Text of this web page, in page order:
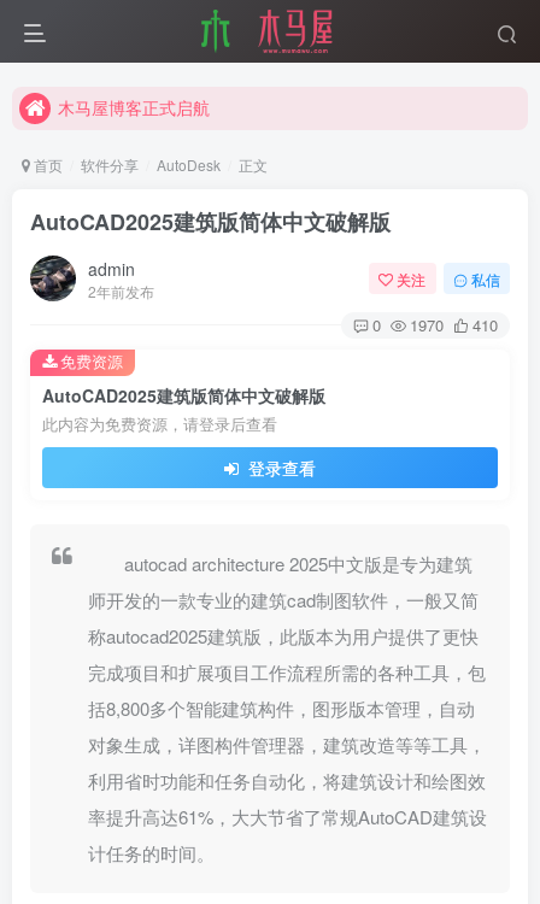
木马屋博客正式启航
互联网分享精神
木马屋博客正式启航
首页 软件分享 AutoDesk 正文
AutoCAD2025建筑版简体中文破解版
admin
2年前发布
关注 私信
0 1970 410
AutoCAD2025建筑版简体中文破解版
此内容为免费资源，请登录后查看
登录查看
免费资源
autocad architecture 2025中文版是专为建筑
师开发的一款专业的建筑cad制图软件，一般又简
称autocad2025建筑版，此版本为用户提供了更快
完成项目和扩展项目工作流程所需的各种工具，包
括8,800多个智能建筑构件，图形版本管理，自动
对象生成，详图构件管理器，建筑改造等等工具，
利用省时功能和任务自动化，将建筑设计和绘图效
率提升高达61%，大大节省了常规AutoCAD建筑设
计任务的时间。